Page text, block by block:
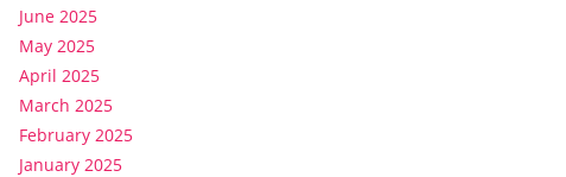
June 2025
May 2025
April 2025
March 2025
February 2025
January 2025